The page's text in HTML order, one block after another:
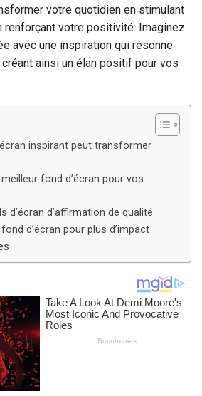
votre quotidien en stimulant
renforçant votre positivité. Imaginez
avec une inspiration qui résonne
ainsi un élan positif pour vos
inspirant peut transformer
fond d’écran pour vos
d’écran d’affirmation de qualité
d’écran pour plus d’impact